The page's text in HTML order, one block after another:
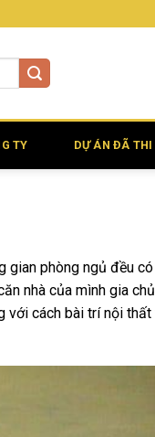
TY DỰ ÁN ĐÃ THI
gian phòng ngủ đều
nhà của mình gia
cách bài trí nội